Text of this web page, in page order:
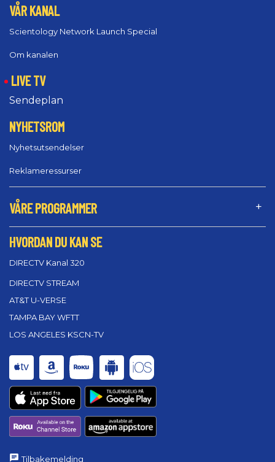
VÅR KANAL
Scientology Network Launch Special
Om kanalen
LIVE TV
Sendeplan
NYHETSROM
Nyhetsutsendelser
Reklameressurser
VÅRE PROGRAMMER
HVORDAN DU KAN SE
DIRECTV Kanal 320
DIRECTV STREAM
AT&T U-VERSE
TAMPA BAY WFTT
LOS ANGELES KSCN-TV
Tilbakemelding